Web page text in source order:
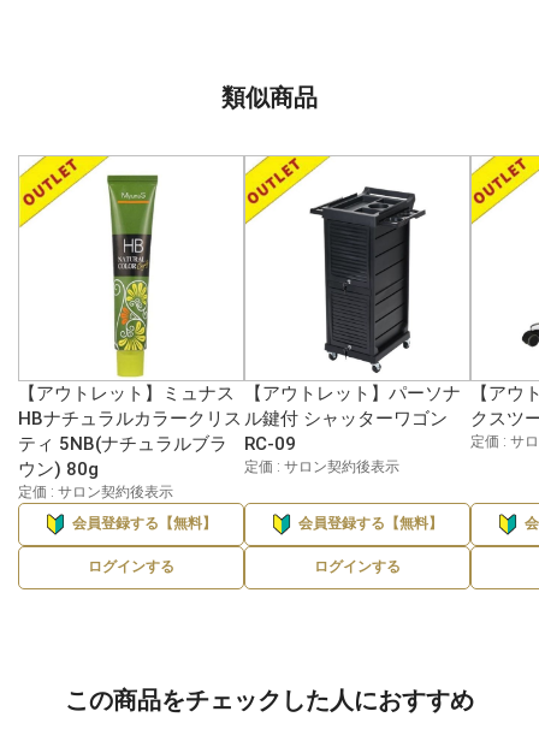
類似商品
【アウトレット】ミュナス
HBナチュラルカラークリス
ティ 5NB(ナチュラルブラ
ウン) 80g
定価 : サロン契約後表示
会員登録する【無料】
ログインする
【アウトレット】パーソナ
ル鍵付 シャッターワゴン
RC-09
定価 : サロン契約後表示
会員登録する【無料】
ログインする
【アウ
クスツ
定価 : サ
この商品をチェックした人におすすめ